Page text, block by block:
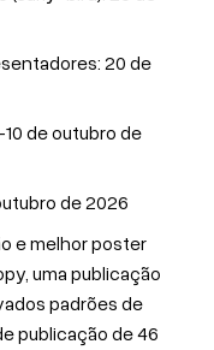
20 de
de outubro de
de 2026
e melhor poster
uma publicação
padrões de
publicação de 46